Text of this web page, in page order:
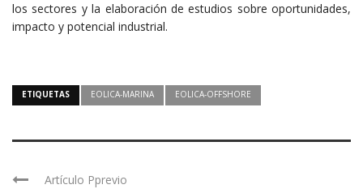
los sectores y la elaboración de estudios sobre oportunidades,
impacto y potencial industrial.
ETIQUETAS EOLICA-MARINA EOLICA-OFFSHORE
Artículo Pprevio